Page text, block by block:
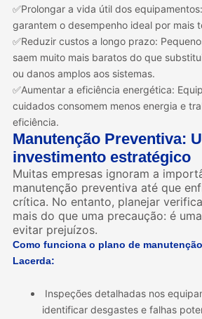
✅Prolongar a vida útil dos
garantem o desempenho ideal por mais
✅Reduzir custos a longo prazo:
saem muito mais baratos do que
ou danos amplos aos sistemas.
✅Aumentar a eficiência energética:
cuidados consomem menos energia e
eficiência.
Manutenção Preventiva:
investimento estratégico
Muitas empresas ignoram a
manutenção preventiva até que
crítica. No entanto, planejar
mais do que uma precaução: é
evitar prejuízos.
Como funciona o plano de
Lacerda:
Inspeções detalhadas nos
identificar desgastes e falhas